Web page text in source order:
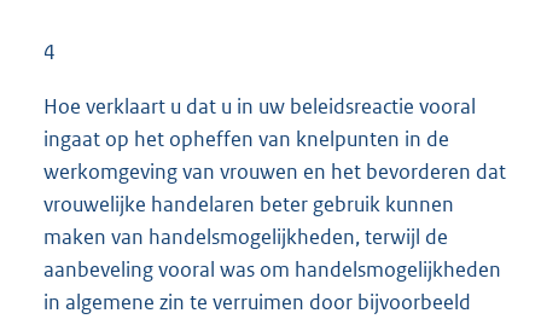
4
Hoe verklaart u dat u in uw beleidsreactie vooral
ingaat op het opheffen van knelpunten in de
werkomgeving van vrouwen en het bevorderen dat
vrouwelijke handelaren beter gebruik kunnen
maken van handelsmogelijkheden, terwijl de
aanbeveling vooral was om handelsmogelijkheden
in algemene zin te verruimen door bijvoorbeeld